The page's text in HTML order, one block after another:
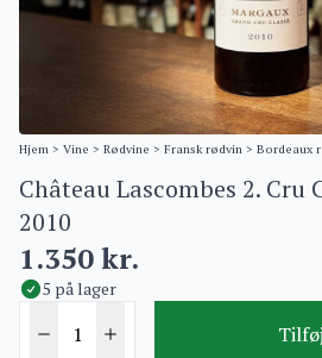
Hjem > Vine > Rødvine > Fransk rødvin > Bordeaux
Château Lascombes 2. Cru
2010
1.350kr.
5 på lager